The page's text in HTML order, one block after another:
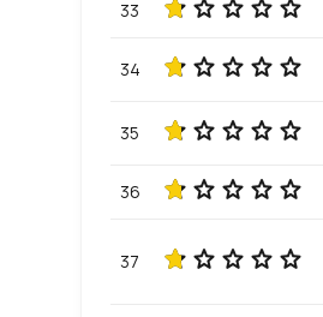
33
34
35
36
37